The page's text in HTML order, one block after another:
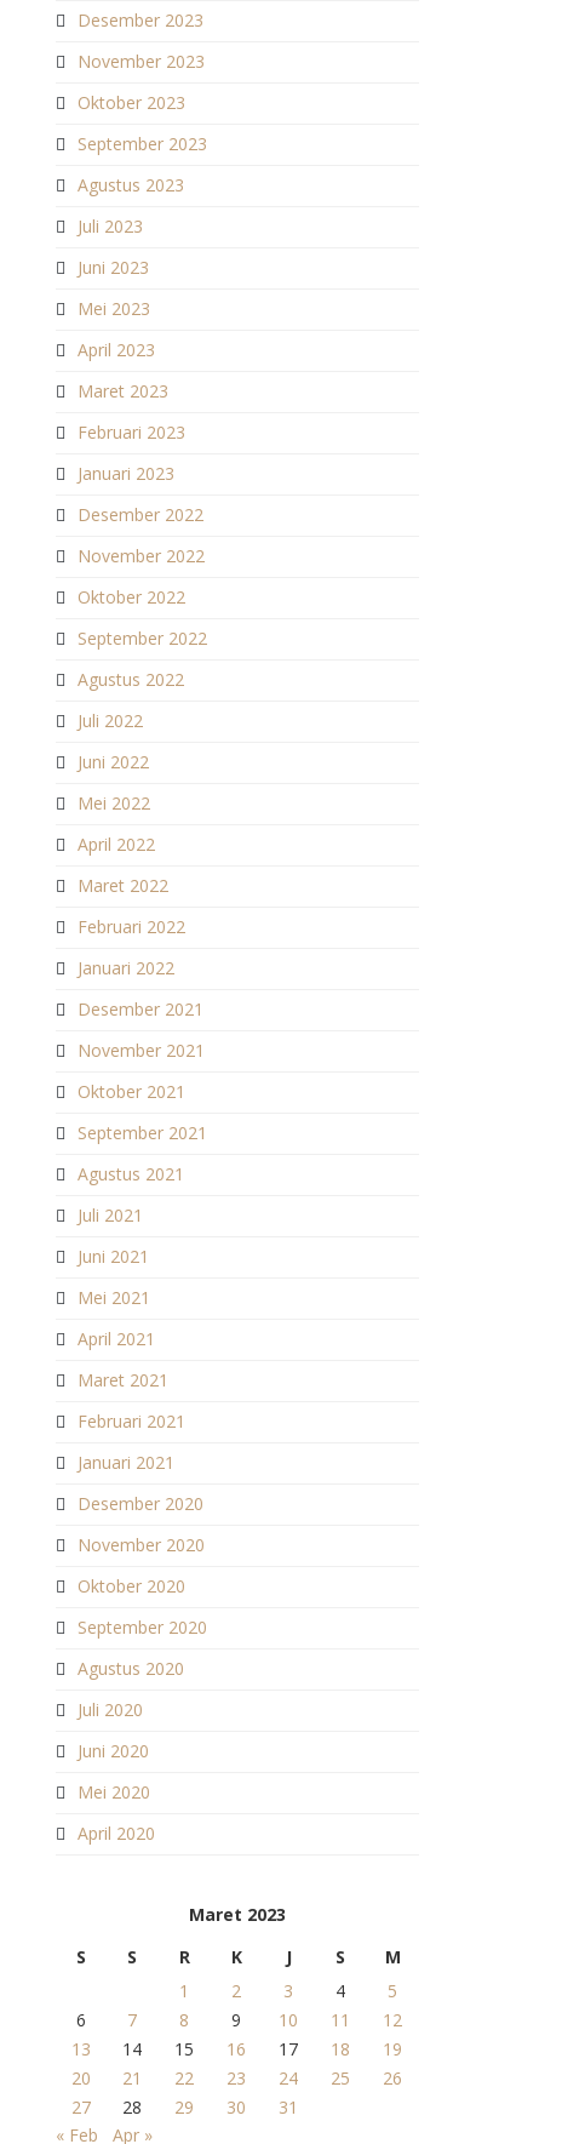
Desember 2023
November 2023
Oktober 2023
September 2023
Agustus 2023
Juli 2023
Juni 2023
Mei 2023
April 2023
Maret 2023
Februari 2023
Januari 2023
Desember 2022
November 2022
Oktober 2022
September 2022
Agustus 2022
Juli 2022
Juni 2022
Mei 2022
April 2022
Maret 2022
Februari 2022
Januari 2022
Desember 2021
November 2021
Oktober 2021
September 2021
Agustus 2021
Juli 2021
Juni 2021
Mei 2021
April 2021
Maret 2021
Februari 2021
Januari 2021
Desember 2020
November 2020
Oktober 2020
September 2020
Agustus 2020
Juli 2020
Juni 2020
Mei 2020
April 2020
Maret 2023
S
S R K J S
M
1
2 3 4
5
6
7 8 9 10 11
12
13
14 15 16 17 18
19
20
21 22 23 24 25
26
27
28 29 30
31
« Feb
Apr »